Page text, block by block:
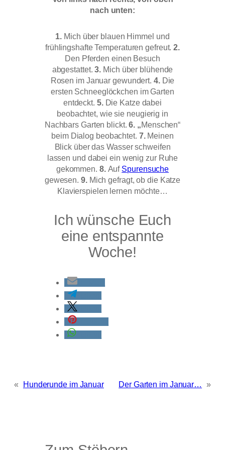
nach unten:
1. Mich über blauen Himmel und
frühlingshafte Temperaturen gefreut.2.
Den Pferden einen Besuch
abgestattet.3. Mich über blühende
Rosen im Januar gewundert. 4. Die
ersten Schneeglöckchen im Garten
entdeckt. 5. Die Katze dabei
beobachtet, wie sie neugierig in
Nachbars Garten blickt.6. „Menschen“
beim Dialog beobachtet. 7.Meinen
Blick über das Wasser schweifen
lassen und dabei ein wenig zur Ruhe
gekommen. 8. Auf Spurensuche
gewesen. 9. Mich gefragt, ob die Katze
Klavierspielen lernen möchte…
Ich wünsche Euch
eine entspannte
Woche!
« Hunderunde im Januar Der Garten im Januar… »